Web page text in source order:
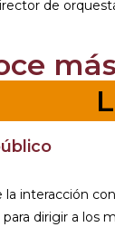
de
interacción
dirigir a los